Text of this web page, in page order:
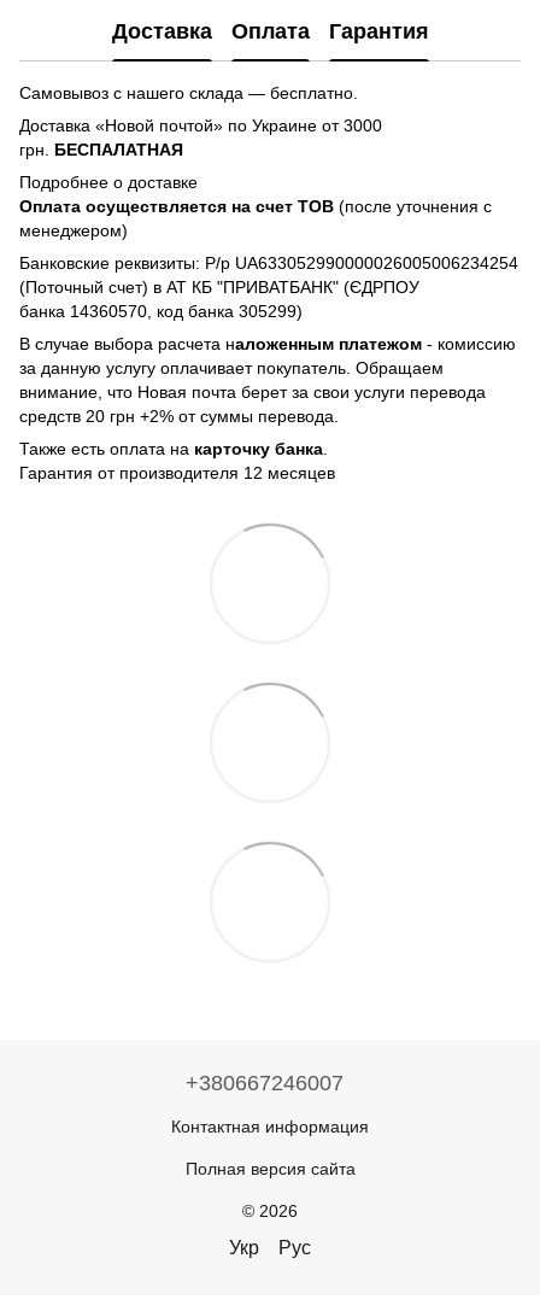
Доставка Оплата Гарантия
Самовывоз с нашего склада — бесплатно.
Доставка «Новой почтой» по Украине от 3000
грн. БЕСПАЛАТНАЯ
Подробнее о доставке
Оплата осуществляется на счет TOB (после уточнения с
менеджером)
Банковские реквизиты: Р/р UA633052990000026005006234254
(Поточный счет) в АТ КБ "ПРИВАТБАНК" (ЄДРПОУ
банка 14360570, код банка 305299)
В случае выбора расчета наложенным платежом - комиссию
за данную услугу оплачивает покупатель. Обращаем
внимание, что Новая почта берет за свои услуги перевода
средств 20 грн +2% от суммы перевода.
Также есть оплата на карточку банка
Гарантия от производителя 12 месяцев
+380667246007
Контактная информация
Полная версия сайта
© 2026
Укр Рус